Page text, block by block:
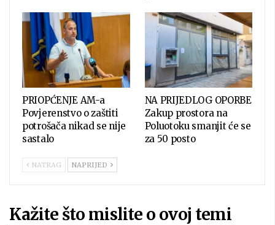
PRIOPĆENJE AM-a
Povjerenstvo o zaštiti
potrošača nikad se nije
sastalo
NA PRIJEDLOG OPORBE
Zakup prostora na
Poluotoku smanjit će se
za 50 posto
NATRAG NAPRIJED
Kažite što mislite o ovoj temi